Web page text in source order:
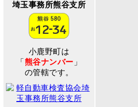
埼玉事務所熊谷支所
小鹿野町は
「 熊谷ナンバー 」
の管轄です。